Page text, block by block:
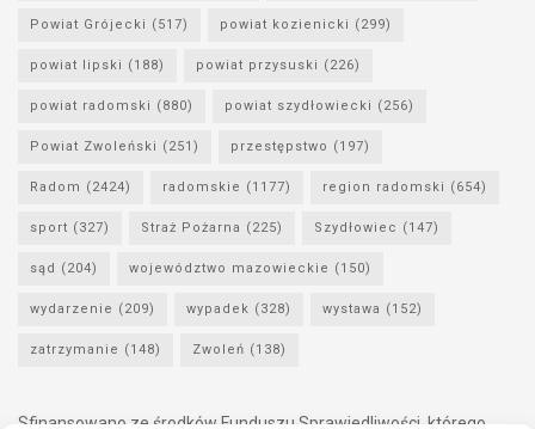
Powiat Grójecki (517) powiat kozienicki (299)
powiat lipski (188) powiat przysuski (226)
powiat radomski (880) powiat szydłowiecki (256)
Powiat Zwoleński (251) przestępstwo (197)
Radom (2424) radomskie (1177) region radomski (654)
sport (327) Straż Pożarna (225) Szydłowiec (147)
sąd (204) województwo mazowieckie (150)
wydarzenie (209) wypadek (328) wystawa (152)
zatrzymanie (148) Zwoleń (138)
Sfinansowano ze środków Funduszu Sprawiedliwości, którego